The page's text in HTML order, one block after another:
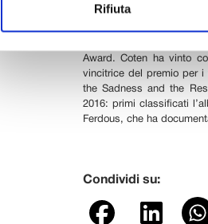
Rifiuta
Ungheria.
In mostra anche due
Award. Coten ha vinto
vincitrice del premio per i
the Sadness and the
2016: primi classificati
Ferdous, che ha
Condividi su: